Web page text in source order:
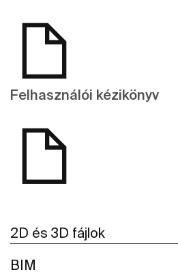
Felhasználói kézikönyv
2D és 3D fájlok
BIM